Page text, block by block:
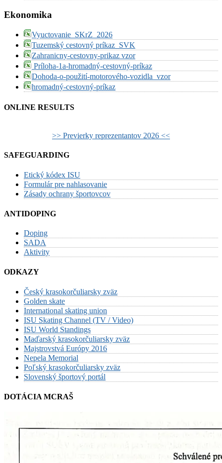
Ekonomika
Vyuctovanie_SKrZ_2026
Tuzemský cestovný príkaz_SVK
Zahranicny-cestovny-prikaz vzor
Príloha-1a-hromadný-cestovný-príkaz
Dohoda-o-použití-motorového-vozidla_vzor
hromadný-cestovný-príkaz
ONLINE RESULTS
>> Previerky reprezentantov 2026 <<
SAFEGUARDING
Etický kódex ISU
Formulár pre nahlasovanie
Zásady ochrany športovcov
ANTIDOPING
Doping
SADA
Aktivity
ODKAZY
Český krasokorčuliarsky zväz
Golden skate
International skating union
ISU Skating Channel (TV / Video)
ISU World Standings
Maďarský krasokorčuliarsky zväz
Majstrovstvá Európy 2016
Nepela Memorial
Poľský krasokorčuliarsky zväz
Slovenský športový portál
DOTÁCIA MCRAŠ